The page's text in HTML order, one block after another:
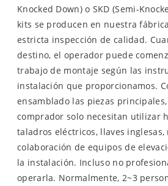
Knocked Down) o SKD (Semi-
kits se producen en nuestra
estricta inspección de calidad.
destino, el operador puede
trabajo de montaje según las
instalación que proporcionamos.
ensamblado las piezas
comprador solo necesitan utilizar
taladros eléctricos, llaves
colaboración de equipos de
la instalación. Incluso no
operarla. Normalmente, 2~3